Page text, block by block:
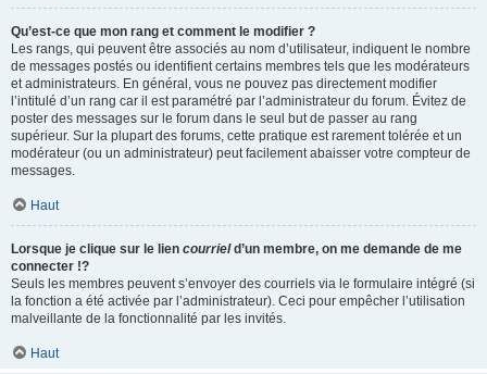
Qu’est-ce que mon rang et comment le modifier ?
Les rangs, qui peuvent être associés au nom d’utilisateur, indiquent le nombre
de messages postés ou identifient certains membres tels que les modérateurs
et administrateurs. En général, vous ne pouvez pas directement modifier
l’intitulé d’un rang car il est paramétré par l’administrateur du forum. Évitez de
poster des messages sur le forum dans le seul but de passer au rang
supérieur. Sur la plupart des forums, cette pratique est rarement tolérée et un
modérateur (ou un administrateur) peut facilement abaisser votre compteur de
messages.
Haut
Lorsque je clique sur le lien courrield’un membre, on me demande de me
connecter !?
Seuls les membres peuvent s’envoyer des courriels via le formulaire intégré (si
la fonction a été activée par l’administrateur). Ceci pour empêcher l’utilisation
malveillante de la fonctionnalité par les invités.
Haut